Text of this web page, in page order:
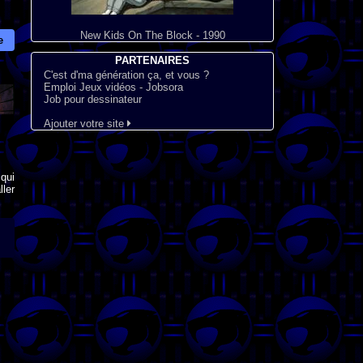
New Kids On The Block - 1990
PARTENAIRES
C'est d'ma génération ça, et vous ?
Emploi Jeux vidéos - Jobsora
Job pour dessinateur
Ajouter votre site